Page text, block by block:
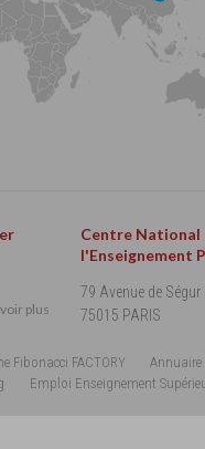
plus
Centre National
l'Enseignement
79 Avenue de Ségur
75015 PARIS
Fibonacci FACTORY
Annuaire
Emploi Enseignement